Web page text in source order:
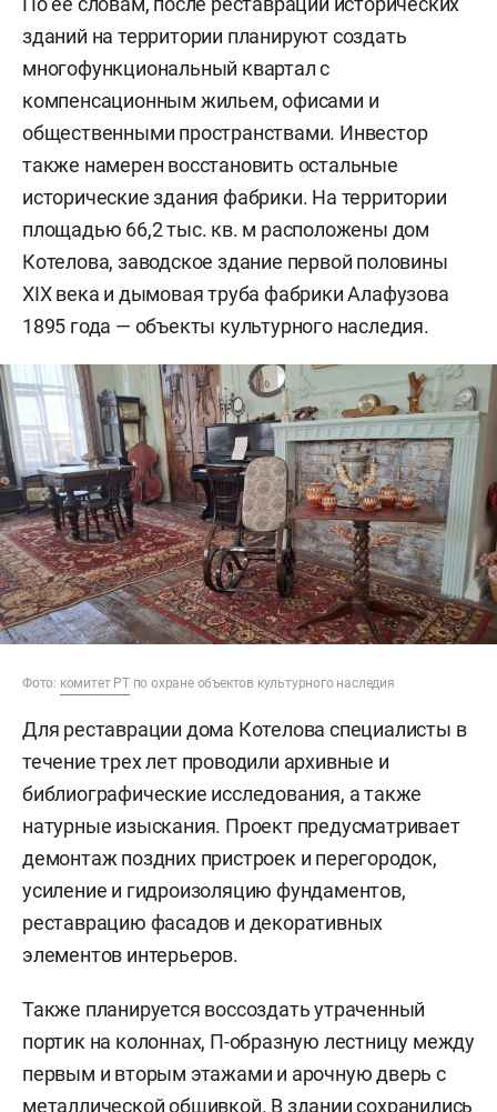
зданий на территории планируют создать
многофункциональный квартал с
компенсационным жильем, офисами и
общественными пространствами. Инвестор
также намерен восстановить остальные
исторические здания фабрики. На территории
площадью 66,2 тыс. кв. м расположены дом
Котелова, заводское здание первой половины
XIX века и дымовая труба фабрики Алафузова
1895 года — объекты культурного наследия.
Фото: комитет РТпо охране объектов культурного наследия
Для реставрации дома Котелова специалисты в
течение трех лет проводили архивные и
библиографические исследования, а также
натурные изыскания. Проект предусматривает
демонтаж поздних пристроек и перегородок,
усиление и гидроизоляцию фундаментов,
реставрацию фасадов и декоративных
элементов интерьеров.
Также планируется воссоздать утраченный
портик на колоннах, П-образную лестницу между
первым и вторым этажами и арочную дверь с
металлической обшивкой. В здании сохранились